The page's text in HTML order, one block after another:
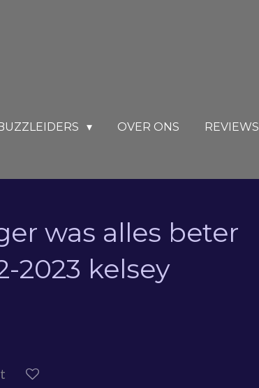
OVER ONS REVIEWS
was alles beter
2023 kelsey